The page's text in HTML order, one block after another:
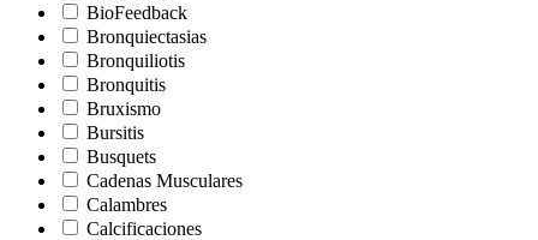
BioFeedback
Bronquiectasias
Bronquiliotis
Bronquitis
Bruxismo
Bursitis
Busquets
Cadenas Musculares
Calambres
Calcificaciones